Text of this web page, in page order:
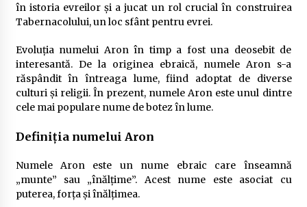
în istoria evreilor și a jucat un rol crucial în construirea
Tabernacolului, un loc sfânt pentru evrei.
Evoluția numelui Aron în timp a fost una deosebit de
interesantă. De la originea ebraică, numele Aron s-a
răspândit în întreaga lume, fiind adoptat de diverse
culturi și religii. În prezent, numele Aron este unul dintre
cele mai populare nume de botez în lume.
Definiția numelui Aron
Numele Aron este un nume ebraic care înseamnă
„munte” sau „înălțime”. Acest nume este asociat cu
puterea, forța și înălțimea.